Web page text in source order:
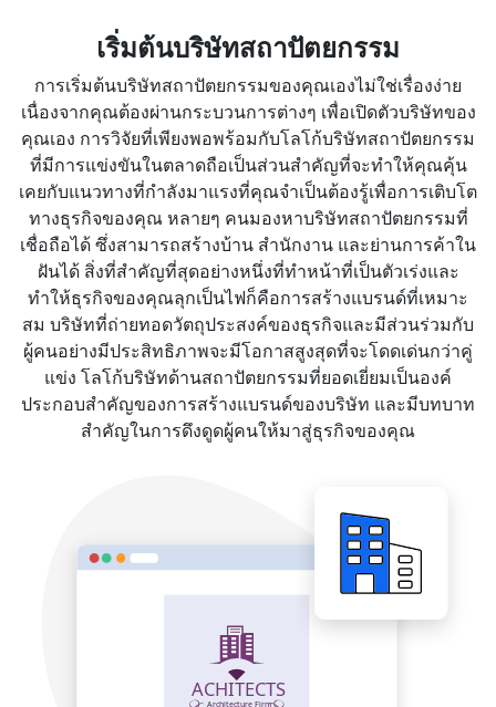
เริ่มต้นบริษัทสถาปัตยกรรม
การเริ่มต้นบริษัทสถาปัตยกรรมของคุณเองไม่ใช่เรื่องง่าย
เนื่องจากคุณต้องผ่านกระบวนการต่างๆ เพื่อเปิดตัวบริษัทของ
คุณเอง การวิจัยที่เพียงพอพร้อมกับโลโก้บริษัทสถาปัตยกรรม
ที่มีการแข่งขันในตลาดถือเป็นส่วนสำคัญที่จะทำให้คุณคุ้น
เคยกับแนวทางที่กำลังมาแรงที่คุณจำเป็นต้องรู้เพื่อการเติบโต
ทางธุรกิจของคุณ หลายๆ คนมองหาบริษัทสถาปัตยกรรมที่
เชื่อถือได้ ซึ่งสามารถสร้างบ้าน สำนักงาน และย่านการค้าใน
ฝันได้ สิ่งที่สำคัญที่สุดอย่างหนึ่งที่ทำหน้าที่เป็นตัวเร่งและ
ทำให้ธุรกิจของคุณลุกเป็นไฟก็คือการสร้างแบรนด์ที่เหมาะ
สม บริษัทที่ถ่ายทอดวัตถุประสงค์ของธุรกิจและมีส่วนร่วมกับ
ผู้คนอย่างมีประสิทธิภาพจะมีโอกาสสูงสุดที่จะโดดเด่นกว่าคู่
แข่ง โลโก้บริษัทด้านสถาปัตยกรรมที่ยอดเยี่ยมเป็นองค์
ประกอบสำคัญของการสร้างแบรนด์ของบริษัท และมีบทบาท
สำคัญในการดึงดูดผู้คนให้มาสู่ธุรกิจของคุณ